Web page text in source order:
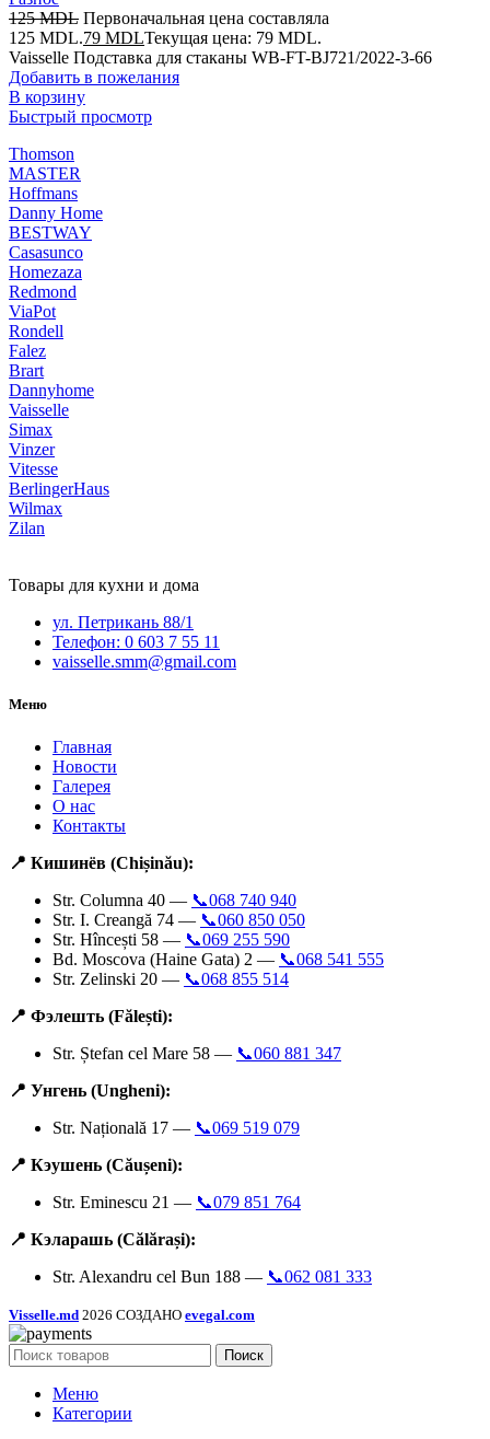
125MDL Первоначальная цена составляла
125 MDL.79 MDLТекущая цена: 79 MDL.
Vaisselle Подставка для cтаканы WB-FT-BJ721/2022-3-66
Добавить в пожелания
В корзину
Быстрый просмотр
Thomson
MASTER
Hoffmans
Danny Home
BESTWAY
Casasunco
Homezaza
Redmond
ViaPot
Rondell
Falez
Brart
Dannyhome
Vaisselle
Simax
Vinzer
Vitesse
BerlingerHaus
Wilmax
Zilan
Товары для кухни и дома
ул. Петрикань 88/1
Телефон: 0 603 7 55 11
vaisselle.smm@gmail.com
Меню
Главная
Новости
Галерея
О нас
Контакты
📍 Кишинёв (Chișinău):
Str. Columna 40 — 📞068 740 940
Str. I. Creangă 74 — 📞060 850 050
Str. Hîncești 58 — 📞069 255 590
Bd. Moscova (Haine Gata) 2 — 📞068 541 555
Str. Zelinski 20 — 📞068 855 514
📍 Фэлешть (Fălești):
Str. Ștefan cel Mare 58 — 📞060 881 347
📍 Унгень (Ungheni):
Str. Națională 17 — 📞069 519 079
📍 Кэушень (Căușeni):
Str. Eminescu 21 — 📞079 851 764
📍 Кэларашь (Călărași):
Str. Alexandru cel Bun 188 — 📞062 081 333
Visselle.md 2026 СОЗДАНО evegal.com
Поиск
Меню
Категории